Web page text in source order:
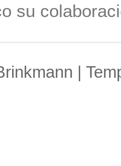
su
|